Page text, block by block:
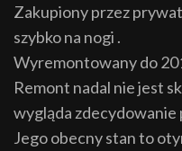
Zakupiony przez
szybko na nogi .
Wyremontowany do
Remont nadal nie jest
wygląda zdecydowanie
Jego obecny stan to